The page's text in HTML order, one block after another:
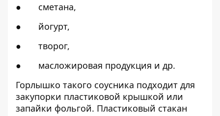
● сметана,
● йогурт,
● творог,
● масложировая продукция и др.
Горлышко такого соусника подходит для
закупорки пластиковой крышкой или
запайки фольгой. Пластиковый стакан